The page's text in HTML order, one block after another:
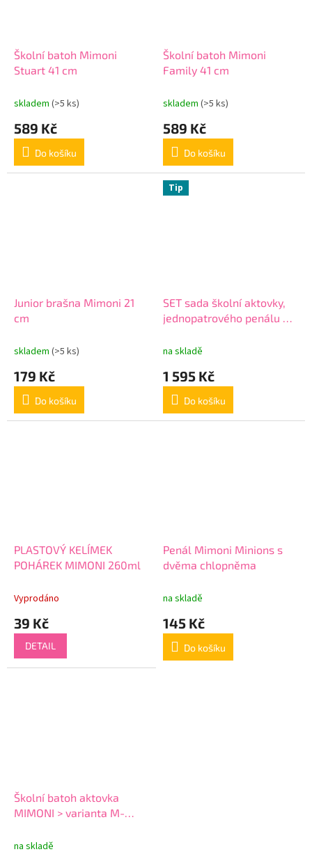
Školní batoh Mimoni
Stuart 41 cm
skladem (>5 ks)
589 Kč
Do košíku
Školní batoh Mimoni
Family 41 cm
skladem (>5 ks)
589 Kč
Do košíku
Junior brašna Mimoni 21
cm
skladem (>5 ks)
179 Kč
Do košíku
Tip
SET sada školní aktovky,
jednopatrového penálu a
na skladě
1 595 Kč
Do košíku
PLASTOVÝ KELÍMEK
POHÁREK MIMONI 260ml
Vyprodáno
39 Kč
DETAIL
Penál Mimoni Minions s
dvěma chlopněma
na skladě
145 Kč
Do košíku
Školní batoh aktovka
MIMONI > varianta M-
na skladě